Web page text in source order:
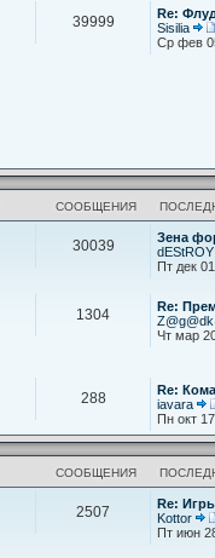
39999
Re:
Sisilia
Ср фев
СООБЩЕНИЯ
30039
Зена
dEStROY
Пт дек
1304
Re:
Чт мар
288
Re:
iavara
Пн окт
СООБЩЕНИЯ
2507
Re:
Kottor
Пт июн